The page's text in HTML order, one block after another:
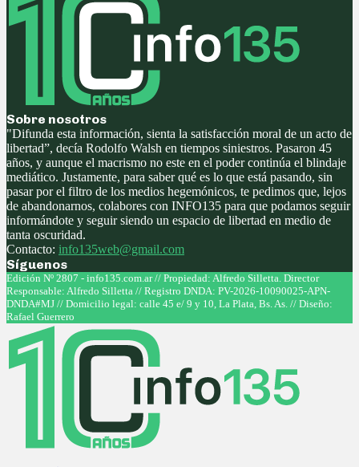
Sobre nosotros
"Difunda esta información, sienta la satisfacción moral de un acto de
libertad”, decía Rodolfo Walsh en tiempos siniestros. Pasaron 45
años, y aunque el macrismo no este en el poder continúa el blindaje
mediático. Justamente, para saber qué es lo que está pasando, sin
pasar por el filtro de los medios hegemónicos, te pedimos que, lejos
de abandonarnos, colabores con INFO135 para que podamos seguir
informándote y seguir siendo un espacio de libertad en medio de
tanta oscuridad.
Contacto: info135web@gmail.com
Síguenos
Facebook
Twitter
Instagram
Youtube
Edición Nº 2807 - info135.com.ar // Propiedad: Alfredo Silletta. Director
Responsable: Alfredo Silletta // Registro DNDA: PV-2026-10090025-APN-
DNDA#MJ // Domicilio legal: calle 45 e/ 9 y 10, La Plata, Bs. As. // Diseño:
Rafael Guerrero